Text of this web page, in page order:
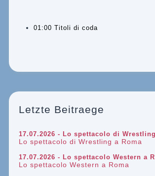
01:00 Titoli di coda
Letzte Beitraege
17.07.2026 - Lo spettacolo di
Lo spettacolo di Wrestling a Roma
17.07.2026 - Lo spettacolo Western a
Lo spettacolo Western a Roma